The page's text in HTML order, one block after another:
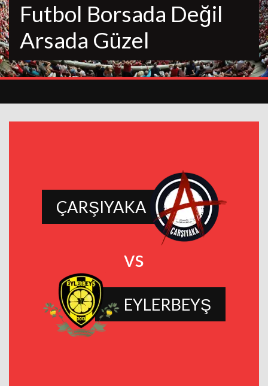
Futbol Borsada Değil
Arsada Güzel
ÇARŞIYAKA
vs
EYLERBEYŞ